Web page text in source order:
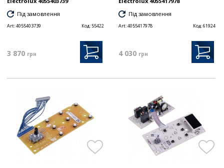
Під замовлення
Art:4055403739 Код:55422
3 870 грн
Під замовлення
Art:4055417978 Код:61924
4 030 грн